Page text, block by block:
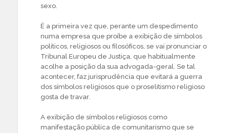
sexo.
É a primeira vez que, perante um despedimento
numa empresa que proíbe a exibição de símbolos
políticos, religiosos ou filosóficos, se vai pronunciar o
Tribunal Europeu de Justiça, que habitualmente
acolhe a posição da sua advogada-geral. Se tal
acontecer, faz jurisprudência que evitará a guerra
dos símbolos religiosos que o proselitismo religioso
gosta de travar.
A exibição de símbolos religiosos como
manifestação pública de comunitarismo que se